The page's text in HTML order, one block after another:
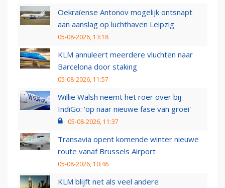
Oekraïense Antonov mogelijk ontsnapt
aan aanslag op luchthaven Leipzig
05-08-2026, 13:18
KLM annuleert meerdere vluchten naar
Barcelona door staking
05-08-2026, 11:57
Willie Walsh neemt het roer over bij
IndiGo: 'op naar nieuwe fase van groei'
05-08-2026, 11:37
Transavia opent komende winter nieuwe
route vanaf Brussels Airport
05-08-2026, 10:46
KLM blijft net als veel andere